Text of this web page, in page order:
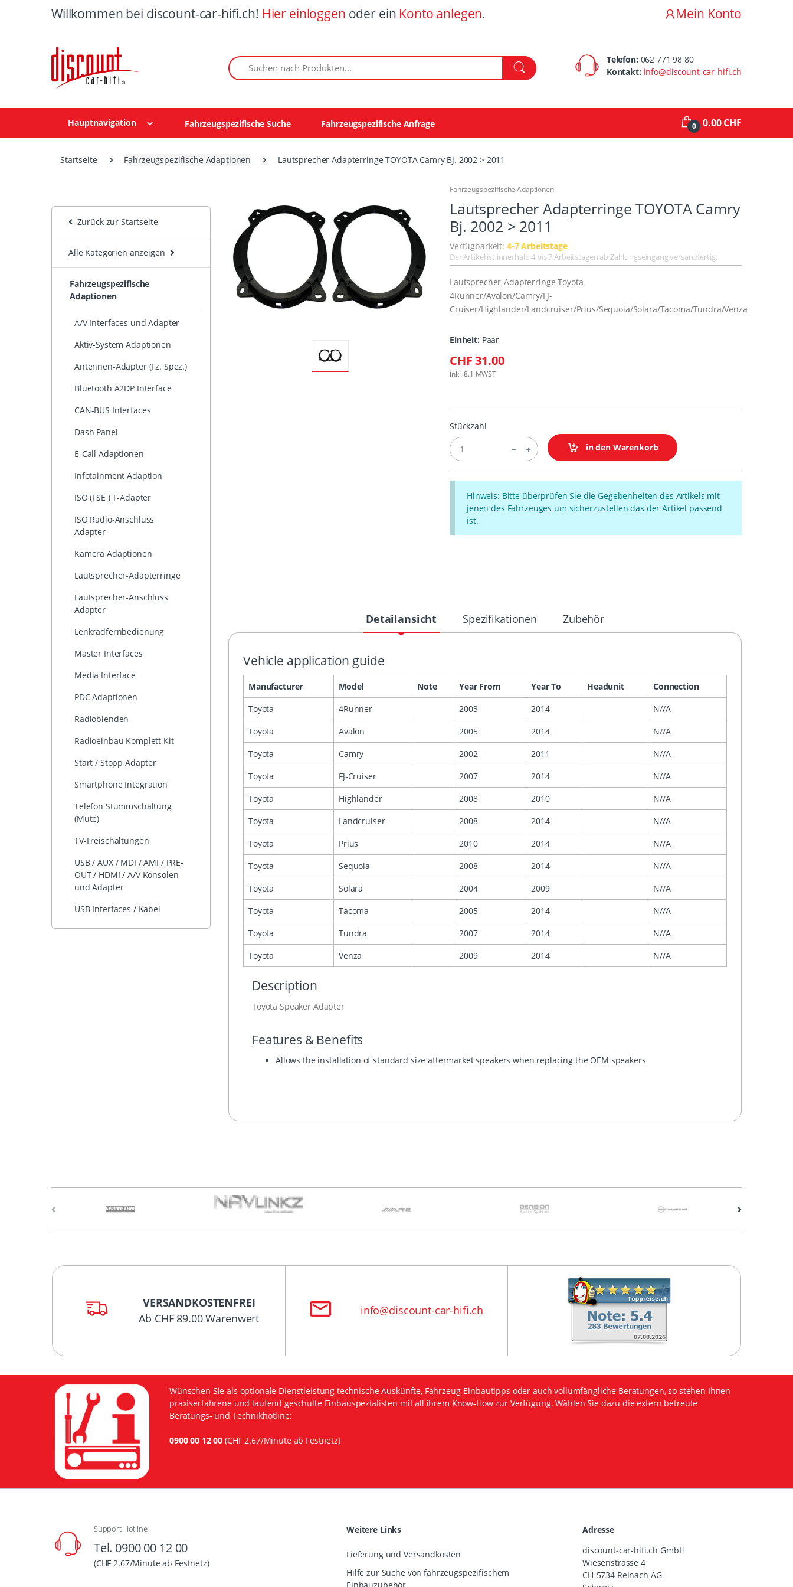
Willkommen bei discount-car-hifi.ch! Hier einloggen oder ein Konto anlegen. Mein Konto
Suchen nach Produkten: Telefon: 062 771 98 80
Kontakt: info@discount-car-hifi.ch
Hauptnavigation Fahrzeugspezifische Suche Fahrzeugspezifische Anfrage 0 0.00 CHF
Startseite Fahrzeugspezifische Adaptionen Lautsprecher Adapterringe TOYOTA Camry Bj. 2002 > 2011
Zurück zur Startseite
Alle Kategorien anzeigen
Fahrzeugspezifische
Adaptionen
A/V Interfaces und Adapter
Aktiv-System Adaptionen
Antennen-Adapter (Fz. Spez.)
Bluetooth A2DP Interface
CAN-BUS Interfaces
Dash Panel
E-Call Adaptionen
Infotainment Adaption
ISO (FSE ) T-Adapter
ISO Radio-Anschluss
Adapter
Kamera Adaptionen
Lautsprecher-Adapterringe
Lautsprecher-Anschluss
Adapter
Lenkradfernbedienung
Master Interfaces
Media Interface
PDC Adaptionen
Radioblenden
Radioeinbau Komplett Kit
Start / Stopp Adapter
Smartphone Integration
Telefon Stummschaltung
(Mute)
TV-Freischaltungen
USB / AUX / MDI / AMI / PRE-
OUT / HDMI / A/V Konsolen
und Adapter
USB Interfaces / Kabel
Fahrzeugspezifische Adaptionen
Lautsprecher Adapterringe TOYOTA Camry
Bj. 2002 > 2011
Verfügbarkeit: 4-7 Arbeitstage
Der Artikel ist innerhalb 4 bis 7 Arbeitstagen ab Zahlungseingang versandfertig.
Lautsprecher-Adapterringe Toyota
4Runner/Avalon/Camry/FJ-
Cruiser/Highlander/Landcruiser/Prius/Sequoia/Solara/Tacoma/Tundra/Venza
Einheit: Paar
CHF 31.00
inkl. 8.1 MWST
Stückzahl
in den Warenkorb
Hinweis: Bitte überprüfen Sie die Gegebenheiten des Artikels mit
jenen des Fahrzeuges um sicherzustellen das der Artikel passend
ist.
Detailansicht Spezifikationen Zubehör
Vehicle application guide
Manufacturer Model Note Year From Year To Headunit
Connection
Toyota
4Runner 2003 2014
N//A
Toyota
Avalon 2005 2014
N//A
Toyota
Camry 2002 2011
N//A
Toyota
FJ-Cruiser 2007 2014
N//A
Toyota
Highlander 2008 2010
N//A
Toyota
Landcruiser 2008 2014
N//A
Toyota
Prius 2010 2014
N//A
Toyota
Sequoia 2008 2014
N//A
Toyota
Solara 2004 2009
N//A
Toyota
Tacoma 2005 2014
N//A
Toyota
Tundra 2007 2014
N//A
Toyota
Venza 2009 2014 N//A
Description
Toyota Speaker Adapter
Features & Benefits
Allows the installation of standard size aftermarket speakers when replacing the OEM speakers
VERSANDKOSTENFREI
Ab CHF 89.00 Warenwert
info@discount-car-hifi.ch
Wünschen Sie als optionale Dienstleistung technische Auskünfte, Fahrzeug-Einbautipps oder auch vollumfängliche Beratungen, so stehen Ihnen
praxiserfahrene und laufend geschulte Einbauspezialisten mit all ihrem Know-How zur Verfügung. Wählen Sie dazu die extern betreute
Beratungs- und Technikhotline:
0900 00 12 00 (CHF 2.67/Minute ab Festnetz)
Support Hotline
Tel. 0900 00 12 00
(CHF 2.67/Minute ab Festnetz)
Weitere Links
Lieferung und Versandkosten
Hilfe zur Suche von fahrzeugspezifischem
Adresse
discount-car-hifi.ch GmbH
Wiesenstrasse 4
CH-5734 Reinach AG